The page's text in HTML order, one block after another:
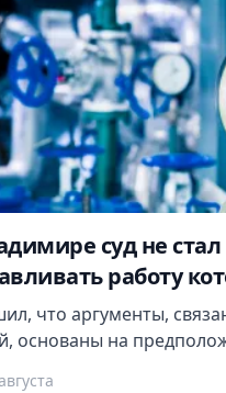
суд не стал
работу
что аргументы,
основаны на